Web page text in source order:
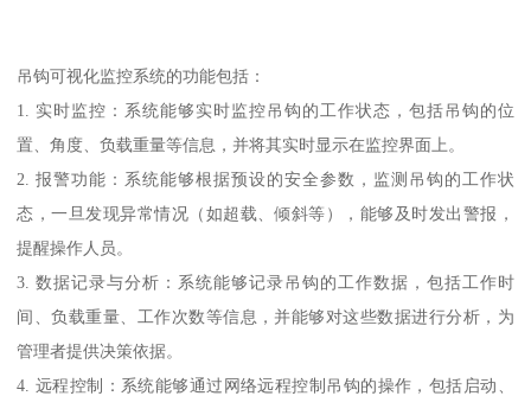
吊钩可视化监控系统的功能包括：
1. 实时监控：系统能够实时监控吊钩的工作状态，包括吊钩的位
置、角度、负载重量等信息，并将其实时显示在监控界面上。
2. 报警功能：系统能够根据预设的安全参数，监测吊钩的工作状
态，一旦发现异常情况（如超载、倾斜等），能够及时发出警报，
提醒操作人员。
3. 数据记录与分析：系统能够记录吊钩的工作数据，包括工作时
间、负载重量、工作次数等信息，并能够对这些数据进行分析，为
管理者提供决策依据。
4. 远程控制：系统能够通过网络远程控制吊钩的操作，包括启动、